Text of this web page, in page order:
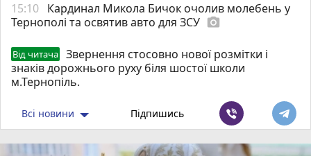
15:10 Кардинал Микола Бичок очолив молебень у
Тернополі та освятив авто для ЗСУ photo_camera
Від читача
Звернення стосовно нової розмітки і
знаків дорожнього руху біля шостої школи
м.Тернопіль.
Всі новини Підпишись